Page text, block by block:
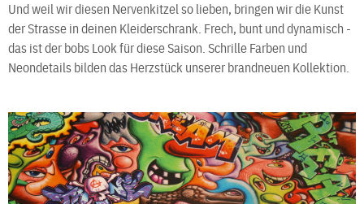
Und weil wir diesen Nervenkitzel so lieben, bringen wir die Kunst
der Strasse in deinen Kleiderschrank. Frech, bunt und dynamisch -
das ist der bobs Look für diese Saison. Schrille Farben und
Neondetails bilden das Herzstück unserer brandneuen Kollektion.